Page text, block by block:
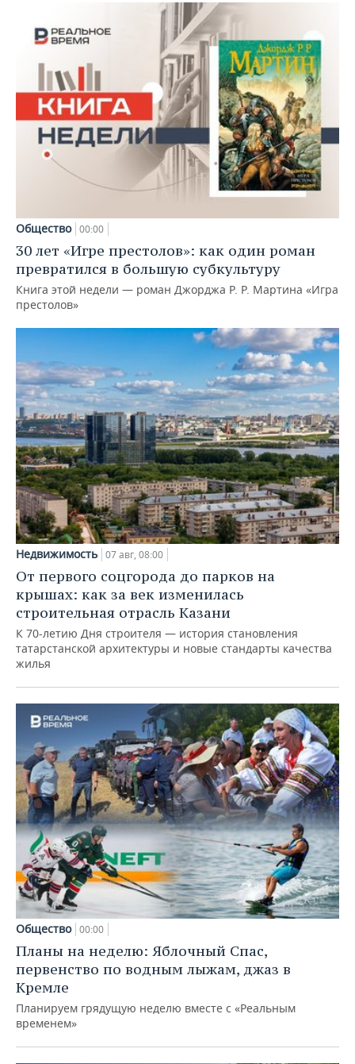
Общество 00:00
30 лет «Игре престолов»: как один роман
превратился в большую субкультуру
Книга этой недели — роман Джорджа Р. Р. Мартина «Игра
престолов»
Недвижимость 07 авг, 08:00
От первого соцгорода до парков на
крышах: как за век изменилась
строительная отрасль Казани
К 70-летию Дня строителя — история становления
татарстанской архитектуры и новые стандарты качества
жилья
Общество 00:00
Планы на неделю: Яблочный Спас,
первенство по водным лыжам, джаз в
Кремле
Планируем грядущую неделю вместе с «Реальным
временем»